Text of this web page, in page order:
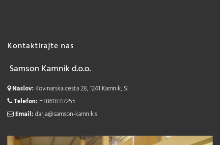
Kontaktirajte nas
Samson Kamnik d.o.o.
Naslov: Kovinarska cesta 28, 1241 Kamnik, SI
Telefon:+38618317255
Email:darja@samson-kamnik.si